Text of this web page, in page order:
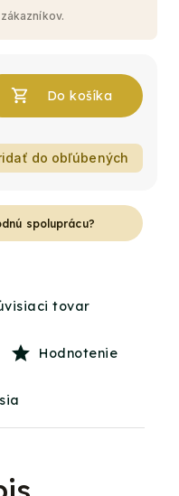
zákazníkov.
do obľúbených
spoluprácu?
tovar
Hodnotenie